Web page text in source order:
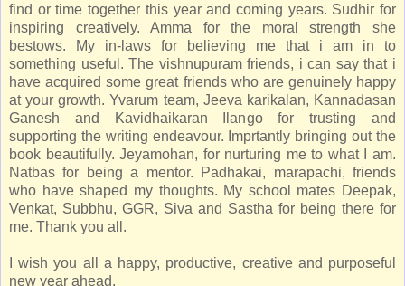
find or time together this year and coming years. Sudhir for
inspiring creatively. Amma for the moral strength she
bestows. My in-laws for believing me that i am in to
something useful. The vishnupuram friends, i can say that i
have acquired some great friends who are genuinely happy
at your growth. Yvarum team, Jeeva karikalan, Kannadasan
Ganesh and Kavidhaikaran Ilango for trusting and
supporting the writing endeavour. Imprtantly bringing out the
book beautifully. Jeyamohan, for nurturing me to what I am.
Natbas for being a mentor. Padhakai, marapachi, friends
who have shaped my thoughts. My school mates Deepak,
Venkat, Subbhu, GGR, Siva and Sastha for being there for
me. Thank you all.
I wish you all a happy, productive, creative and purposeful
new year ahead.